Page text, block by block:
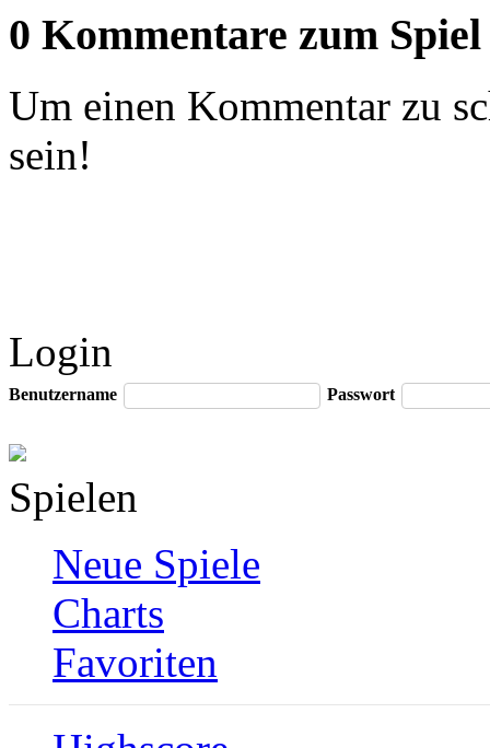
0 Kommentare zum Spiel
Um einen Kommentar zu
sein!
Login
Benutzername Passwort
Spielen
Neue Spiele
Charts
Favoriten